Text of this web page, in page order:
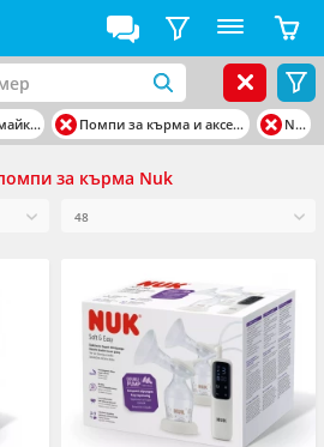
Помпи за кърма и аксесоари Nuk
за кърма Nuk